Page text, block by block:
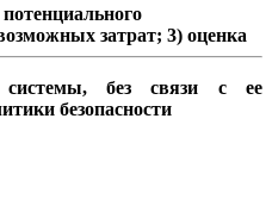
затрат; 3) оценка
системы, без связи с ее
безопасности